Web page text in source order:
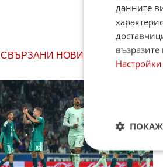
СВЪРЗАНИ НОВИНИ
данните
възразите